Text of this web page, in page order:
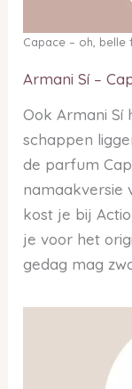
Capace – oh, belle
Armani Sí –
Ook Armani Sí
schappen
de parfum
namaakversie
kost je bij
je voor het
gedag mag